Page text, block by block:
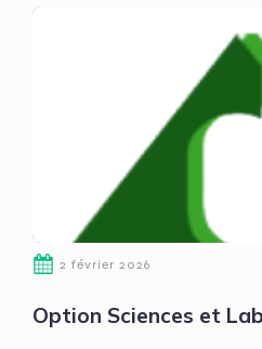
2 février 2026
Option Sciences et